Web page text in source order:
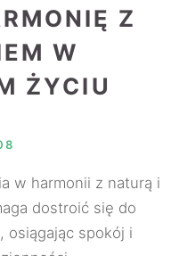
Z
W
ŻYCIU
w harmonii z naturą i
dostroić się do
osiągając spokój i